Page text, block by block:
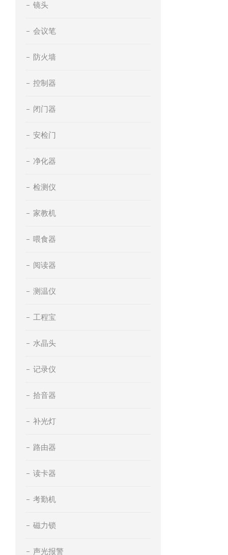
镜头
会议笔
防火墙
控制器
闭门器
安检门
净化器
检测仪
家教机
喂食器
阅读器
测温仪
工程宝
水晶头
记录仪
拾音器
补光灯
路由器
读卡器
考勤机
磁力锁
声光报警